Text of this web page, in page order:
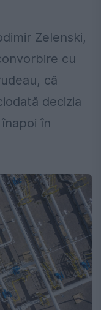
Zelenski,
cu
că
decizia
în